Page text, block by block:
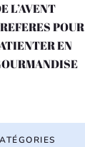
L’AVENT
POUR
EN